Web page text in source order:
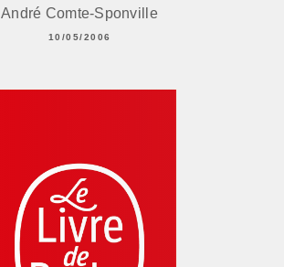
André Comte-Sponville
10/05/2006